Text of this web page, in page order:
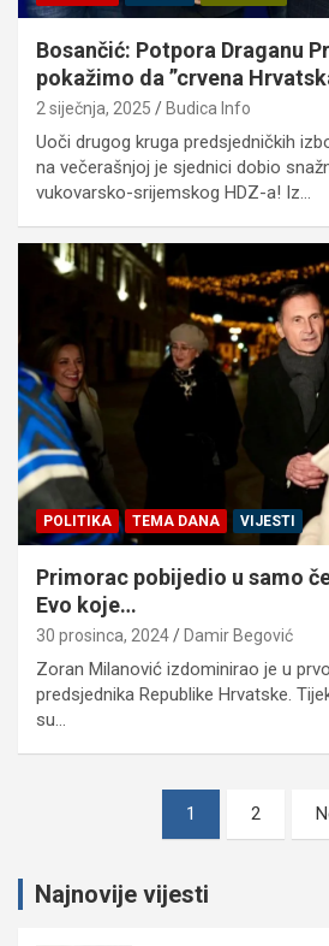
Bosančić: Potpora Draganu
pokažimo da ”crvena
2 siječnja, 2025 Budica Info
Uoči drugog kruga predsjedničkih
na večerašnjoj je sjednici dobio
vukovarsko-srijemskog HDZ-a! Iz…
POLITIKA TEMA DANA VIJESTI
Primorac pobijedio u samo
Evo koje…
30 prosinca, 2024 Damir Begović
Zoran Milanović izdominirao je u
predsjednika Republike Hrvatske.
su…
objava
1 2
Najnovije vijesti